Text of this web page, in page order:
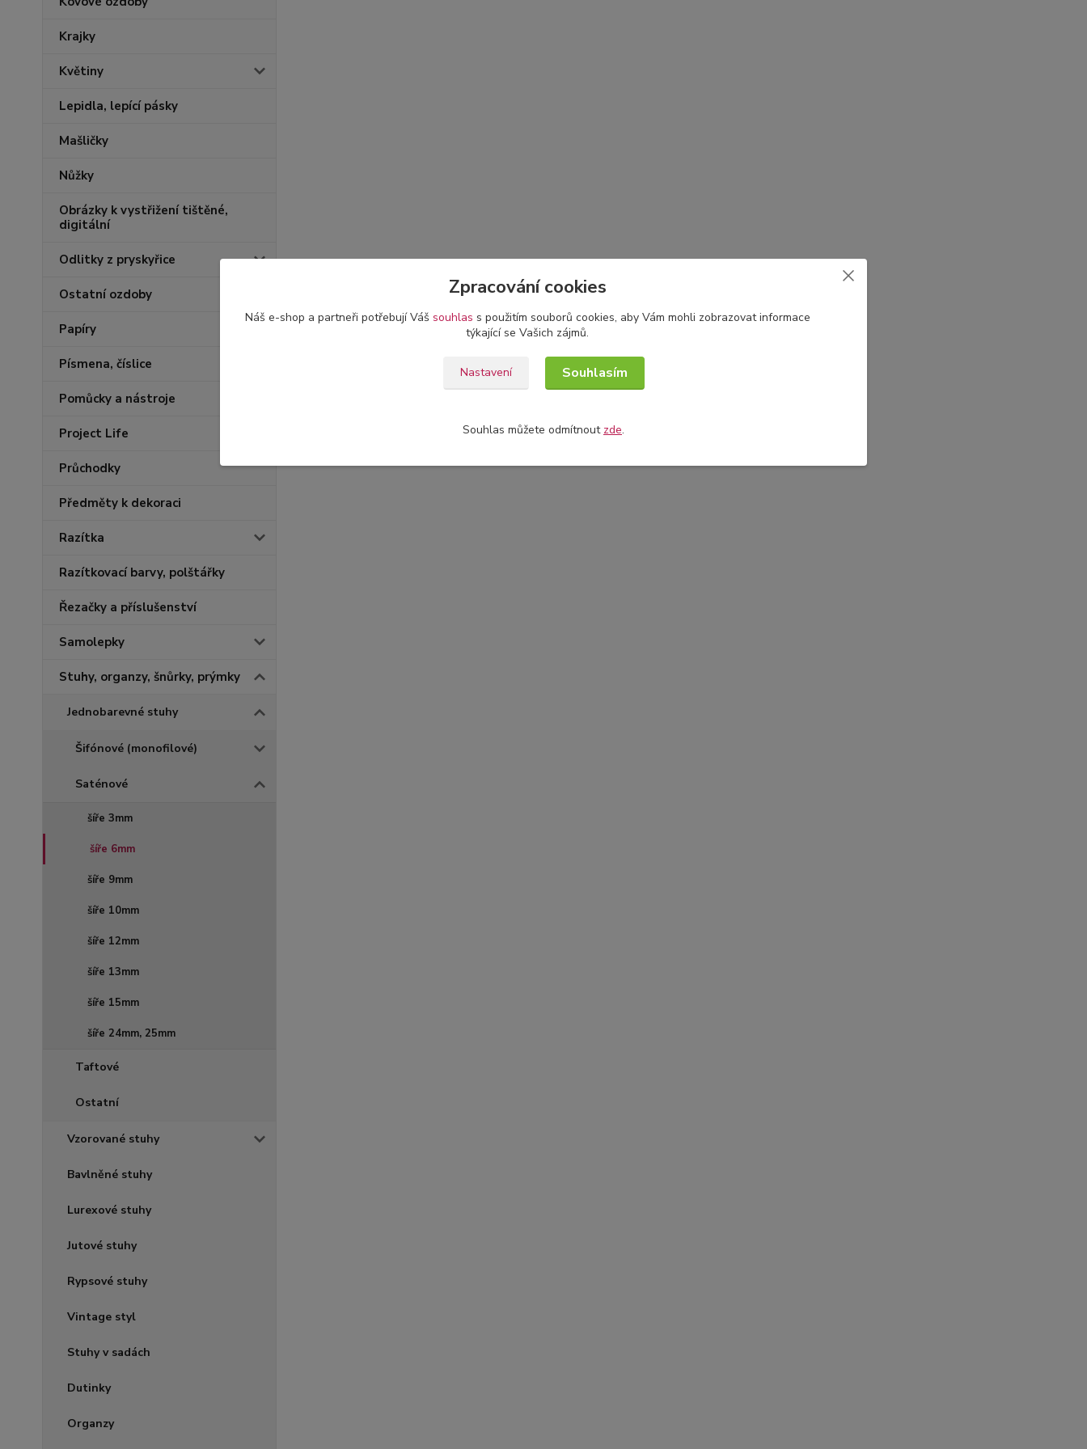
Krajky
Květiny
Lepidla, lepící pásky
Mašličky
Nůžky
Obrázky k vystřižení tištěné,
digitální
Odlitky z pryskyřice
Ostatní ozdoby
Papíry
Písmena, číslice
Pomůcky a nástroje
Project Life
Průchodky
Předměty k dekoraci
Razítka
Razítkovací barvy, polštářky
Řezačky a příslušenství
Samolepky
Stuhy, organzy, šnůrky, prýmky
Jednobarevné stuhy
Šifónové (monofilové)
Saténové
šíře 3mm
šíře 6mm
šíře 9mm
šíře 10mm
šíře 12mm
šíře 13mm
šíře 15mm
šíře 24mm, 25mm
Taftové
Ostatní
Vzorované stuhy
Bavlněné stuhy
Lurexové stuhy
Jutové stuhy
Rypsové stuhy
Vintage styl
Stuhy v sadách
Dutinky
Organzy
Zpracování cookies
Náš e-shop a partneři potřebují Váš souhlas s použitím souborů cookies, aby Vám mohli zobrazovat informace
týkající se Vašich zájmů.
Nastavení Souhlasím
Souhlas můžete odmítnout zde.